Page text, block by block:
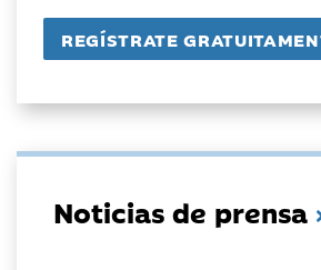
Noticias de prensa